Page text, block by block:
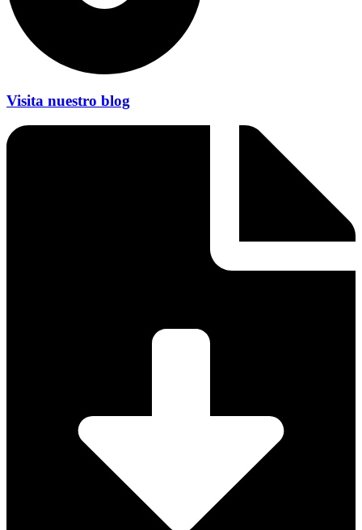
Visita nuestro blog